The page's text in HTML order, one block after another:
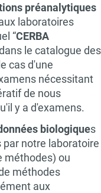
préanalytiques
laboratoires
“CERBA
le catalogue des
cas d'une
nécessitant
de nous
y a d'examens.
biologiques
notre laboratoire
méthodes) ou
méthodes
aux